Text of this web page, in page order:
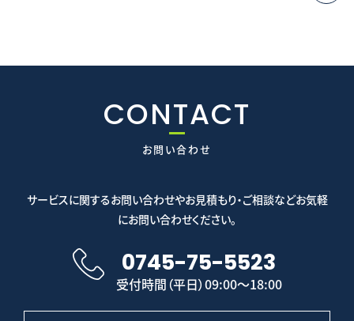
CONTACT
お問い合わせ
サービスに関するお問い合わせやお見積もり・ご相談などお気軽
にお問い合わせください。
0745-75-5523
受付時間（平日）09:00～18:00